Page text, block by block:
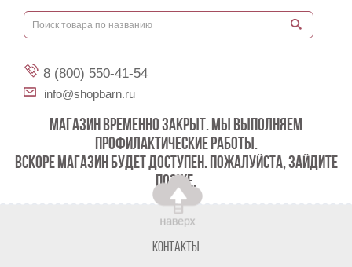
8 (800) 550-41-54
info@shopbarn.ru
МАГАЗИН ВРЕМЕННО ЗАКРЫТ. МЫ ВЫПОЛНЯЕМ
ПРОФИЛАКТИЧЕСКИЕ РАБОТЫ.
ВСКОРЕ МАГАЗИН БУДЕТ ДОСТУПЕН. ПОЖАЛУЙСТА, ЗАЙДИТЕ
ПОЗЖЕ.
Контакты